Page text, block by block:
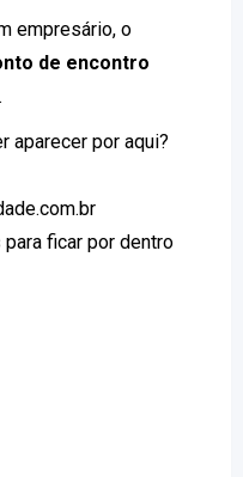
empresário, o
de encontro
.
aparecer por aqui?
ficar por dentro